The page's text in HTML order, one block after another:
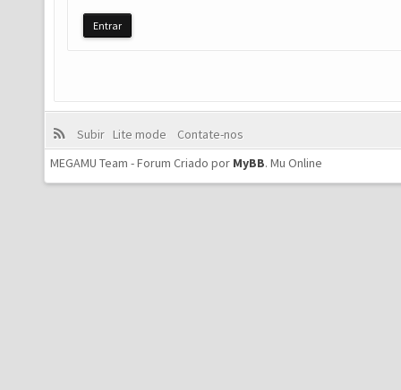
Subir Lite mode
Contate-nos
MEGAMU Team - Forum Criado por MyBB. Mu Online